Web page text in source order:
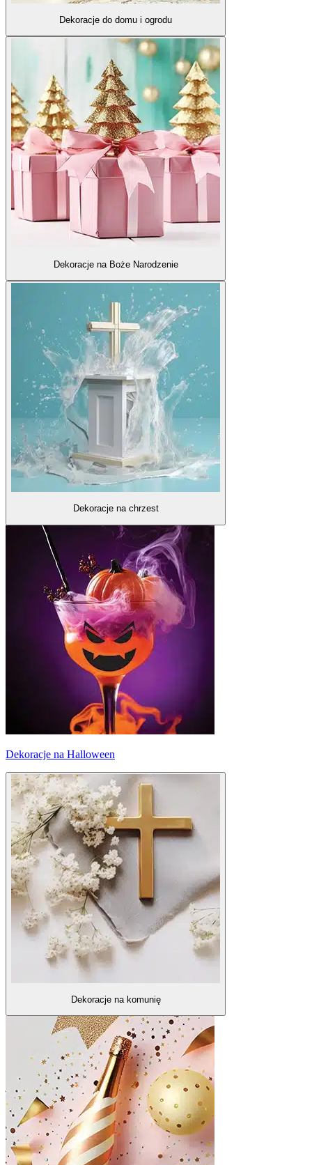
Dekoracje do domu i ogrodu
Dekoracje na Boże Narodzenie
Dekoracje na chrzest
Dekoracje na Halloween
Dekoracje na komunię